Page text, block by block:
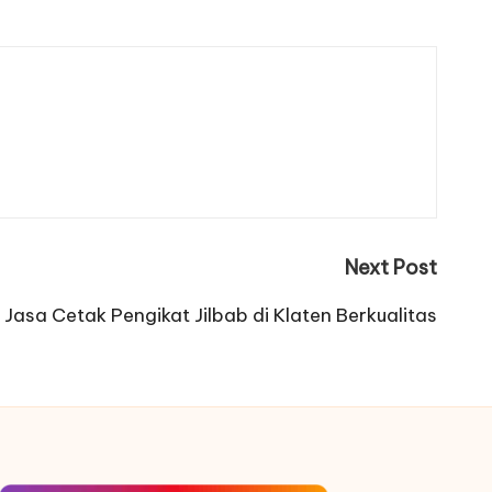
Next Post
Jasa Cetak Pengikat Jilbab di Klaten Berkualitas